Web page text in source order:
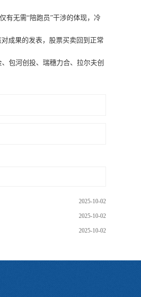
有无需“陪跑员”干涉的体现，冷
成果的发表，股票买卖回到正常
包河创投、瑞穗力合、拉尔夫创
2025-10-02
2025-10-02
2025-10-02